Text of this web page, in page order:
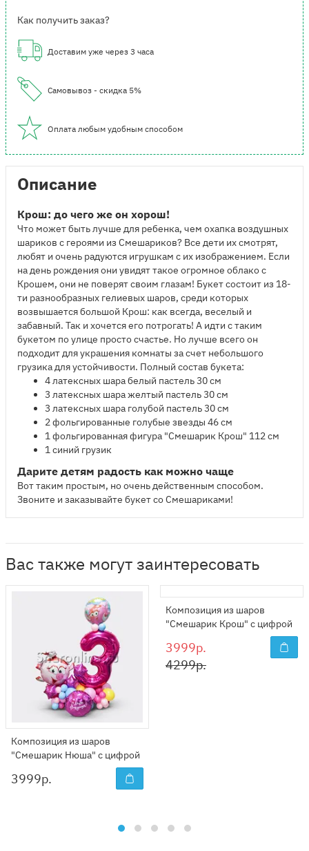
Как получить заказ?
Доставим уже через 3 часа
Самовывоз - скидка 5%
Оплата любым удобным способом
Описание
Крош: до чего же он хорош!
Что может быть лучше для ребенка, чем охапка воздушных
шариков с героями из Смешариков? Все дети их смотрят,
любят и очень радуются игрушкам с их изображением. Если
на день рождения они увидят такое огромное облако с
Крошем, они не поверят своим глазам! Букет состоит из 18-
ти разнообразных гелиевых шаров, среди которых
возвышается большой Крош: как всегда, веселый и
забавный. Так и хочется его потрогать! А идти с таким
букетом по улице просто счастье. Но лучше всего он
подходит для украшения комнаты за счет небольшого
грузика для устойчивости. Полный состав букета:
4 латексных шара белый пастель 30 см
3 латексных шара желтый пастель 30 см
3 латексных шара голубой пастель 30 см
2 фольгированные голубые звезды 46 см
1 фольгированная фигура "Смешарик Крош" 112 см
1 синий грузик
Дарите детям радость как можно чаще
Вот таким простым, но очень действенным способом.
Звоните и заказывайте букет со Смешариками!
Вас также могут заинтересовать
Композиция из шаров
"Смешарик Нюша" с цифрой
3999р.
Композиция из шаров
"Смешарик Крош" с цифрой
3999р.
4299р.